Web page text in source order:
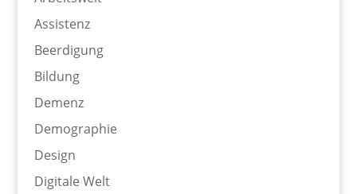
Assistenz
Beerdigung
Bildung
Demenz
Demographie
Design
Digitale Welt